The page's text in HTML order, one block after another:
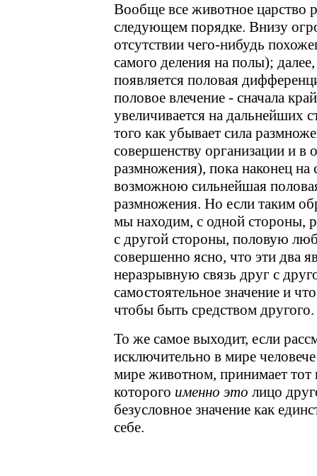
Вообще все животное царство
следующем порядке. Внизу
отсутствии чего-нибудь
самого деления на полы);
появляется половая
половое влечение - сначала
увеличивается на дальнейших
того как убывает сила
совершенству организации и в
размножения), пока наконец на
возможною сильнейшая
размножения. Но если таким
мы находим, с одной стороны,
с другой стороны, половую
совершенно ясно, что эти два
неразрывную связь друг с
самостоятельное значение и
чтобы быть средством другого.
То же самое выходит, если
исключительно в мире
мире животном, принимает тот
которого именно это лицо
безусловное значение как
себе.